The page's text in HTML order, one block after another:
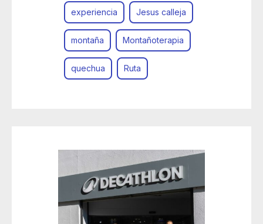
experiencia Jesus calleja
montaña Montañoterapia
quechua Ruta